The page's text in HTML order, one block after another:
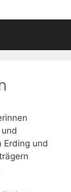
Erding und